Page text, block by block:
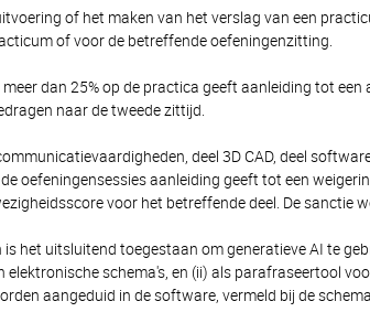
of het maken van het verslag van een
of voor de betreffende oefeningenzitting.
dan 25% op de practica geeft aanleiding tot
naar de tweede zittijd.
deel 3D CAD, deel
oefeningensessies aanleiding geeft tot een
voor het betreffende deel. De sanctie
het uitsluitend toegestaan om generatieve AI te
elektronische schema's, en (ii) als parafraseertool
aangeduid in de software, vermeld bij de